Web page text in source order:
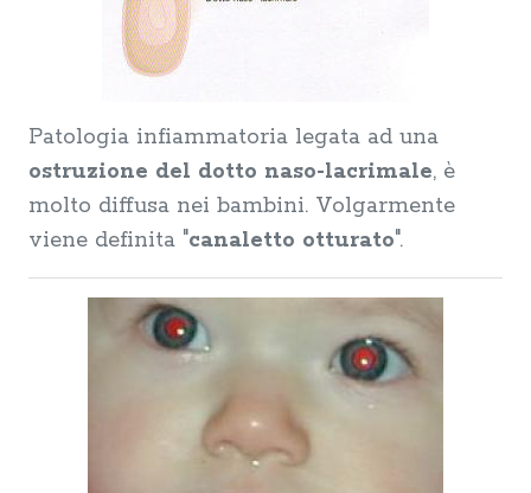
Patologia infiammatoria legata ad una
ostruzione del dotto naso-lacrimale, è
molto diffusa nei bambini. Volgarmente
viene definita "canaletto otturato".